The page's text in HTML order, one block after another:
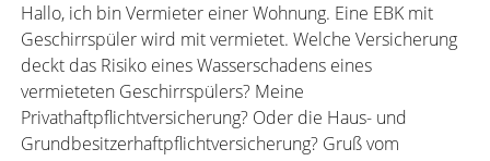
Hallo, ich bin Vermieter einer Wohnung. Eine EBK mit
Geschirrspüler wird mit vermietet. Welche Versicherung
deckt das Risiko eines Wasserschadens eines
vermieteten Geschirrspülers? Meine
Privathaftpflichtversicherung? Oder die Haus- und
Grundbesitzerhaftpflichtversicherung? Gruß vom